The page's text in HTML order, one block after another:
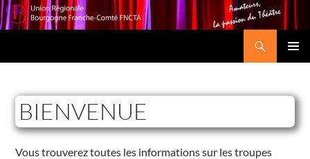
Union Régionale Bourgogne Franche-Comté FNCTA
BIENVENUE
Vous trouverez toutes les informations sur les troupes